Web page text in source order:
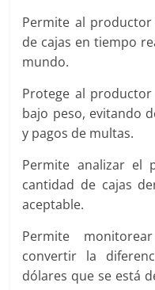
Permite al
de cajas en tiempo
mundo.
Protege al
bajo peso, evitando
y pagos de multas.
Permite analizar el
cantidad de cajas
aceptable.
Permite
convertir la
dólares que se está